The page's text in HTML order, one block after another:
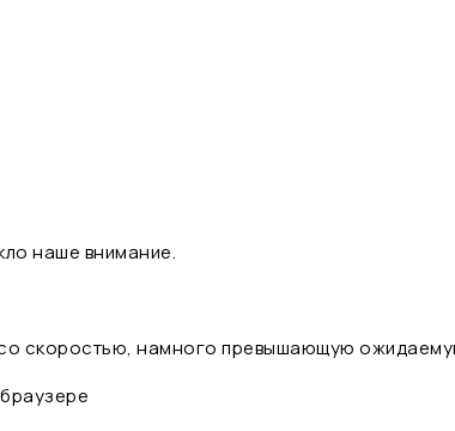
наше внимание.
скоростью, намного превышающую